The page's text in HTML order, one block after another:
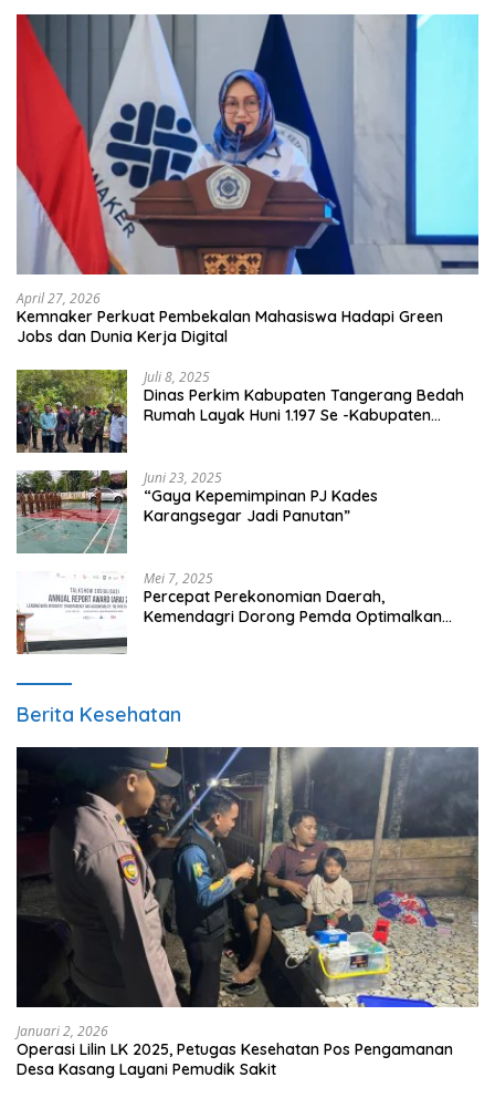
April 27, 2026
Kemnaker Perkuat Pembekalan Mahasiswa Hadapi Green
Jobs dan Dunia Kerja Digital
Juli 8, 2025
Dinas Perkim Kabupaten Tangerang Bedah
Rumah Layak Huni 1.197 Se -Kabupaten
Juni 23, 2025
“Gaya Kepemimpinan PJ Kades
Karangsegar Jadi Panutan”
Mei 7, 2025
Percepat Perekonomian Daerah,
Kemendagri Dorong Pemda Optimalkan
Berita Kesehatan
Januari 2, 2026
Operasi Lilin LK 2025, Petugas Kesehatan Pos Pengamanan
Desa Kasang Layani Pemudik Sakit